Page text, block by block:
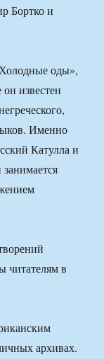
Бортко и
оды»,
известен
Именно
Катулла и
читателям в
архивах.